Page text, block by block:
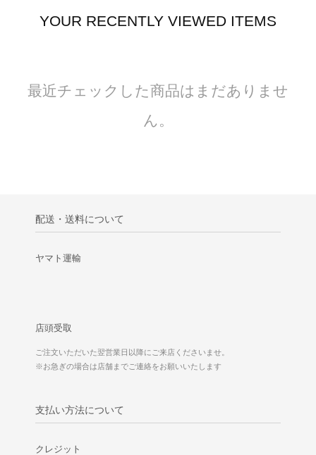
YOUR RECENTLY VIEWED ITEMS
最近チェックした商品はまだありませ
ん。
配送・送料について
ヤマト運輸
店頭受取
ご注文いただいた翌営業日以降にご来店くださいませ。
※お急ぎの場合は店舗までご連絡をお願いいたします
支払い方法について
クレジット